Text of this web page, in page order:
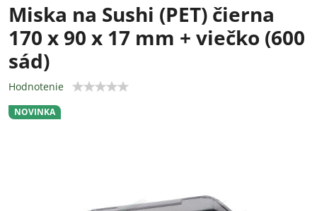
NOVINKA
Miska na Sushi (PET) čierna
170 x 90 x 17 mm + viečko (600
sád)
Hodnotenie